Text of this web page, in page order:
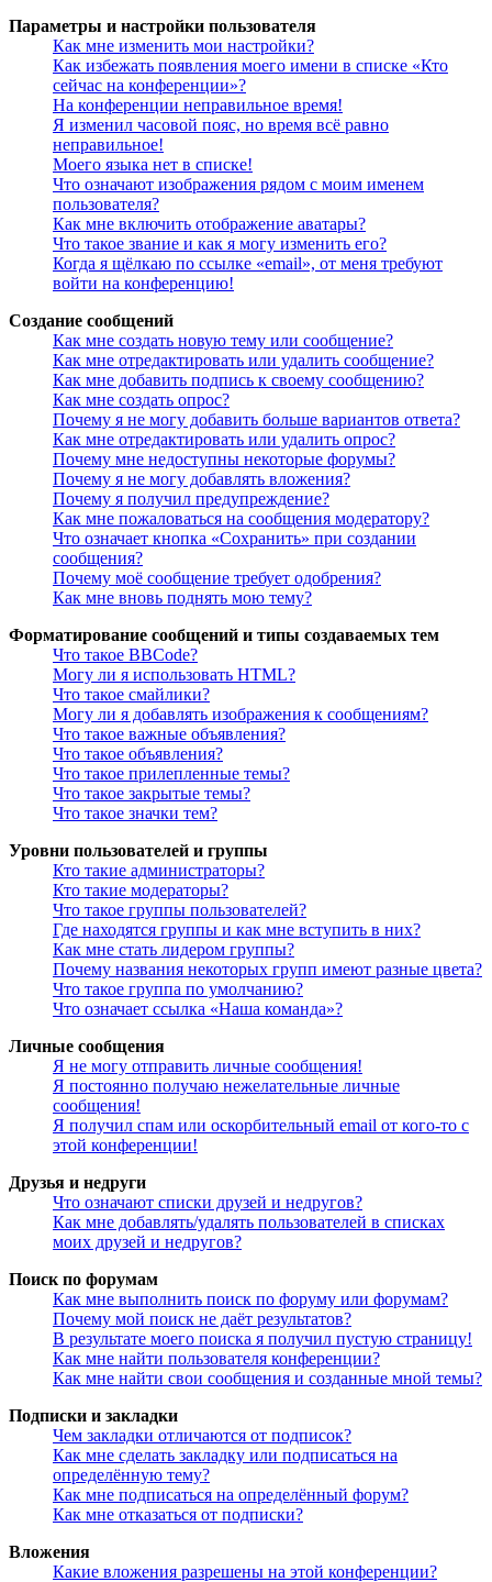
Параметры и настройки пользователя
Как мне изменить мои настройки?
Как избежать появления моего имени в списке «Кто
сейчас на конференции»?
На конференции неправильное время!
Я изменил часовой пояс, но время всё равно
неправильное!
Моего языка нет в списке!
Что означают изображения рядом с моим именем
пользователя?
Как мне включить отображение аватары?
Что такое звание и как я могу изменить его?
Когда я щёлкаю по ссылке «email», от меня требуют
войти на конференцию!
Создание сообщений
Как мне создать новую тему или сообщение?
Как мне отредактировать или удалить сообщение?
Как мне добавить подпись к своему сообщению?
Как мне создать опрос?
Почему я не могу добавить больше вариантов ответа?
Как мне отредактировать или удалить опрос?
Почему мне недоступны некоторые форумы?
Почему я не могу добавлять вложения?
Почему я получил предупреждение?
Как мне пожаловаться на сообщения модератору?
Что означает кнопка «Сохранить» при создании
сообщения?
Почему моё сообщение требует одобрения?
Как мне вновь поднять мою тему?
Форматирование сообщений и типы создаваемых тем
Что такое BBCode?
Могу ли я использовать HTML?
Что такое смайлики?
Могу ли я добавлять изображения к сообщениям?
Что такое важные объявления?
Что такое объявления?
Что такое прилепленные темы?
Что такое закрытые темы?
Что такое значки тем?
Уровни пользователей и группы
Кто такие администраторы?
Кто такие модераторы?
Что такое группы пользователей?
Где находятся группы и как мне вступить в них?
Как мне стать лидером группы?
Почему названия некоторых групп имеют разные цвета?
Что такое группа по умолчанию?
Что означает ссылка «Наша команда»?
Личные сообщения
Я не могу отправить личные сообщения!
Я постоянно получаю нежелательные личные
сообщения!
Я получил спам или оскорбительный email от кого-то с
этой конференции!
Друзья и недруги
Что означают списки друзей и недругов?
Как мне добавлять/удалять пользователей в списках
моих друзей и недругов?
Поиск по форумам
Как мне выполнить поиск по форуму или форумам?
Почему мой поиск не даёт результатов?
В результате моего поиска я получил пустую страницу!
Как мне найти пользователя конференции?
Как мне найти свои сообщения и созданные мной темы?
Подписки и закладки
Чем закладки отличаются от подписок?
Как мне сделать закладку или подписаться на
определённую тему?
Как мне подписаться на определённый форум?
Как мне отказаться от подписки?
Вложения
Какие вложения разрешены на этой конференции?